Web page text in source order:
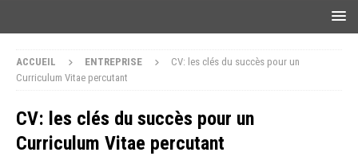
ACCUEIL ENTREPRISE
CV: les clés du succès pour un
Curriculum Vitae percutant
CV: les clés du succès pour un
Curriculum Vitae percutant